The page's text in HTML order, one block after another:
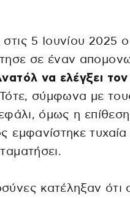
5 Ιουνίου 2025 ο
σε έναν
να ελέγξει τον
σύμφωνα με
όμως η επίθεση
εμφανίστηκε τυχαία
κατέληξαν ότι